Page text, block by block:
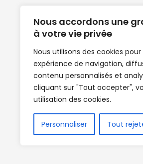
Nous accordons une
à votre vie privée
Nous utilisons des cookies
expérience de navigation,
contenu personnalisés et
cliquant sur "Tout accepter",
utilisation des cookies.
Personnaliser Tout
Clubs de
de Guinée de
News | Match
| Handball
de Guinée |
en direct |
Africasport